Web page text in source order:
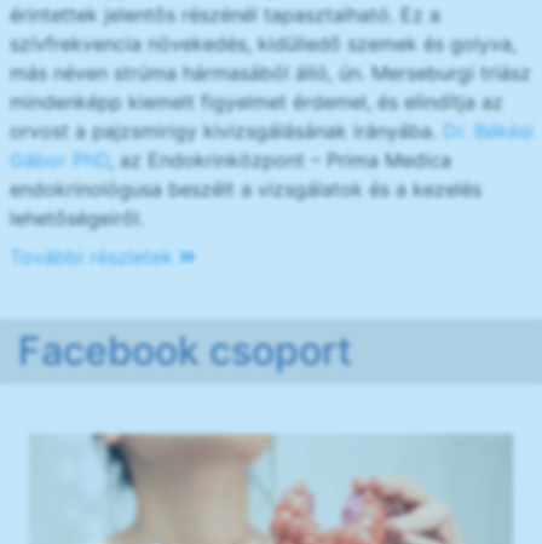
érintettek jelentős részénél tapasztalható. Ez a
szívfrekvencia növekedés, kidülledő szemek és golyva,
más néven strúma hármasából álló, ún. Merseburgi triász
mindenképp kiemelt figyelmet érdemel, és elindítja az
orvost a pajzsmirigy kivizsgálásának irányába. Dr. Békési
Gábor PhD, az Endokrinközpont – Prima Medica
endokrinológusa beszélt a vizsgálatok és a kezelés
lehetőségeiről.
További részletek
Facebook csoport